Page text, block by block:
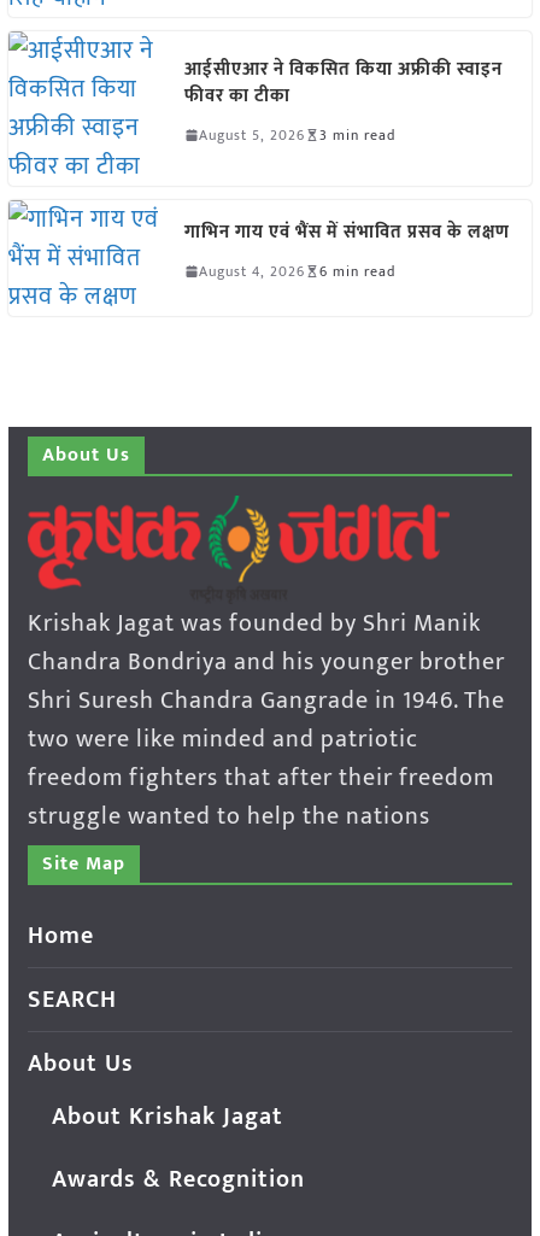
आईसीएआर ने विकसित किया अफ्रीकी स्वाइन
फीवर का टीका
August 5, 2026 3 min read
गाभिन गाय एवं भैंस में संभावित प्रसव के लक्षण
August 4, 2026 6 min read
About Us
Krishak Jagat was founded by Shri Manik
Chandra Bondriya and his younger brother
Shri Suresh Chandra Gangrade in 1946. The
two were like minded and patriotic
freedom fighters that after their freedom
struggle wanted to help the nations
Site Map
Home
SEARCH
About Us
About Krishak Jagat
Awards & Recognition